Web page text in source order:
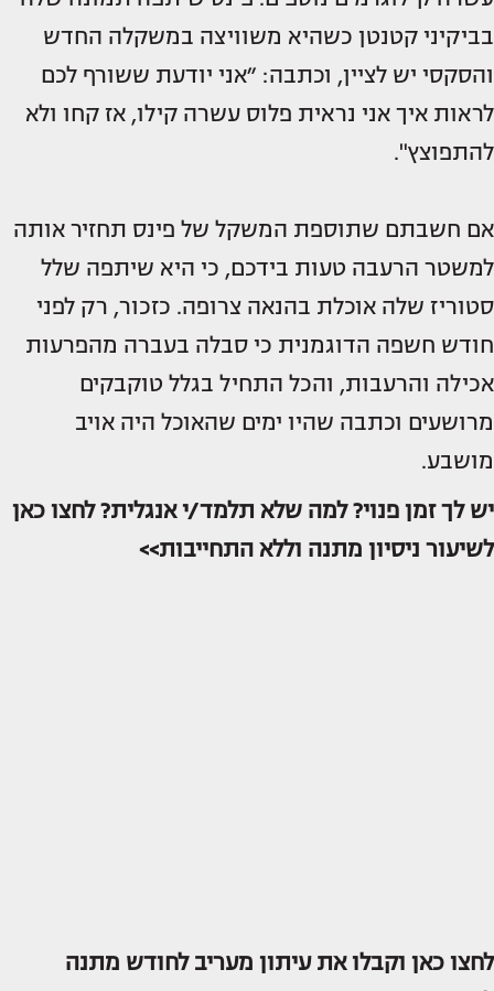
בביקיני קטנטן כשהיא משוויצה במשקלה החדש
והסקסי יש לציין, וכתבה: ״אני יודעת ששורף לכם
לראות איך אני נראית פלוס עשרה קילו, אז קחו ולא
להתפוצץ".
אם חשבתם שתוספת המשקל של פינס תחזיר אותה
למשטר הרעבה טעות בידכם, כי היא שיתפה שלל
סטוריז שלה אוכלת בהנאה צרופה. כזכור, רק לפני
חודש חשפה הדוגמנית כי סבלה בעברה מהפרעות
אכילה והרעבות, והכל התחיל בגלל טוקבקים
מרושעים וכתבה שהיו ימים שהאוכל היה אויב
מושבע.
יש לך זמן פנוי? למה שלא תלמד/י אנגלית? לחצו כאן
לשיעור ניסיון מתנה וללא התחייבות>>
לחצו כאן וקבלו את עיתון מעריב לחודש מתנה